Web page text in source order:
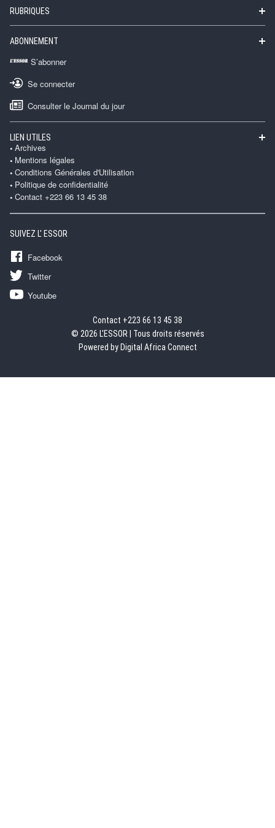
RUBRIQUES
ABONNEMENT
S’abonner
Se connecter
Consulter le Journal du jour
LIEN UTILES
Archives
Mentions légales
Conditions Générales d'Utilisation
Politique de confidentialité
Contact +223 66 13 45 38
SUIVEZ L' ESSOR
Facebook
Twitter
Youtube
Contact +223 66 13 45 38
© 2026 L'ESSOR | Tous droits réservés
Powered by Digital Africa Connect